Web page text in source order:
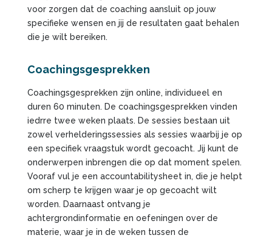
voor zorgen dat de coaching aansluit op jouw
specifieke wensen en jij de resultaten gaat behalen
die je wilt bereiken.
Coachingsgesprekken
Coachingsgesprekken zijn online, individueel en
duren 60 minuten. De coachingsgesprekken vinden
iedrre twee weken plaats. De sessies bestaan uit
zowel verhelderingssessies als sessies waarbij je op
een specifiek vraagstuk wordt gecoacht. Jij kunt de
onderwerpen inbrengen die op dat moment spelen.
Vooraf vul je een accountabilitysheet in, die je helpt
om scherp te krijgen waar je op gecoacht wilt
worden. Daarnaast ontvang je
achtergrondinformatie en oefeningen over de
materie, waar je in de weken tussen de